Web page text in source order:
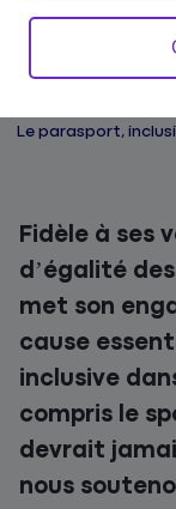
Le parasport,
Fidèle à ses
d’égalité
met son
cause
inclusive
compris le
devrait
nous